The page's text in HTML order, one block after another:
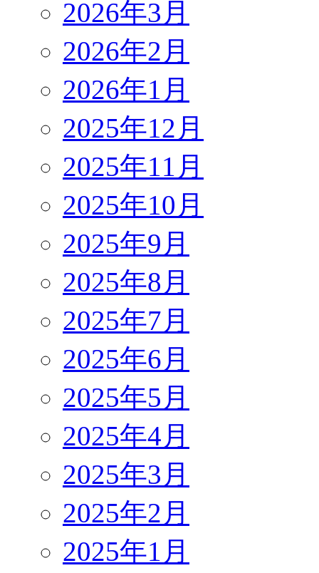
2026年3月
2026年2月
2026年1月
2025年12月
2025年11月
2025年10月
2025年9月
2025年8月
2025年7月
2025年6月
2025年5月
2025年4月
2025年3月
2025年2月
2025年1月